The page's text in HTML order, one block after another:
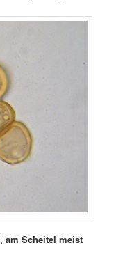
am Scheitel meist